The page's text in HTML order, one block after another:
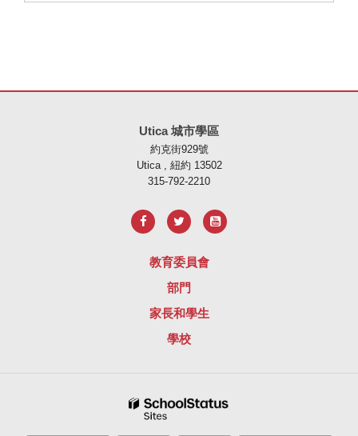
Utica 城市學區
約克街929號
Utica , 紐約 13502
315-792-2210
教育委員會
部門
家長和學生
學校